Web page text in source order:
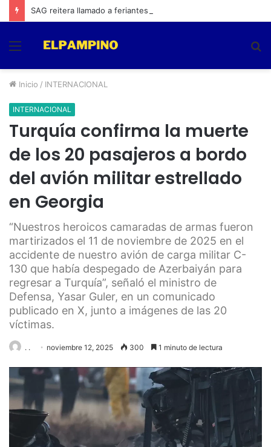
Menú
Inicio / INTERNACIONAL
INTERNACIONAL
Turquía confirma la muerte
de los 20 pasajeros a bordo
del avión militar estrellado
en Georgia
“Nuestros heroicos camaradas de armas fueron
martirizados el 11 de noviembre de 2025 en el
accidente de nuestro avión de carga militar C-
130 que había despegado de Azerbaiyán para
regresar a Turquía”, señaló el ministro de
Defensa, Yasar Guler, en un comunicado
publicado en X, junto a imágenes de las 20
víctimas.
. . noviembre 12, 2025 300 1 minuto de lectura